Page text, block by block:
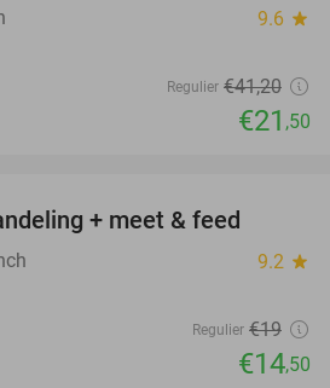
9.6 star
Regulier €41,20
€21 ,50
+ meet & feed
9.2 star
Regulier €19
€14,50